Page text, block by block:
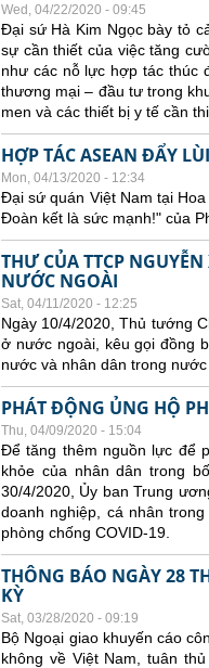
Wed, 04/22/2020 - 09:45
Đại sứ Hà Kim Ngọc bày tỏ
sự cần thiết của việc tăng
như các nỗ lực hợp tác thúc
thương mại – đầu tư trong
men và các thiết bị y tế cần
HỢP TÁC ASEAN ĐẨY
Mon, 04/13/2020 - 12:34
Đại sứ quán Việt Nam tại
Đoàn kết là sức mạnh!" của
THƯ CỦA TTCP
NƯỚC NGOÀI
Sat, 04/11/2020 - 12:25
Ngày 10/4/2020, Thủ tướng
ở nước ngoài, kêu gọi đồng
nước và nhân dân trong
PHÁT ĐỘNG ỦNG HỘ
Thu, 04/09/2020 - 15:04
Để tăng thêm nguồn lực để
khỏe của nhân dân trong
30/4/2020, Ủy ban Trung
doanh nghiệp, cá nhân
phòng chống COVID-19.
THÔNG BÁO NGÀY 28
KỲ
Sat, 03/28/2020 - 09:19
Bộ Ngoại giao khuyến cáo
không về Việt Nam, tuân